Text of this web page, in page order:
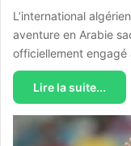
L’international
aventure en Arabie
officiellement
Lire la suite...